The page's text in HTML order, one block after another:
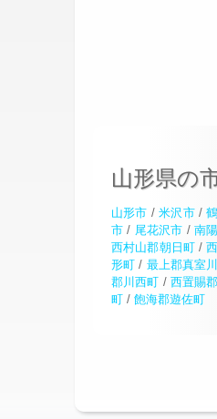
山形県の
山形市 /米沢市/
市 / 尾花沢市 /南
西村山郡朝日町/
形町 / 最上郡真室
郡川西町 / 西置賜
町 / 飽海郡遊佐町